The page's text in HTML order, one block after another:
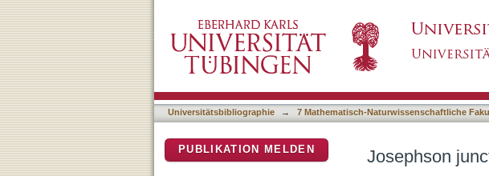
Universitätsbibliographie → 7 Mathematisch-Naturwissenschaftliche
Josephson
PUBLIKATION MELDEN